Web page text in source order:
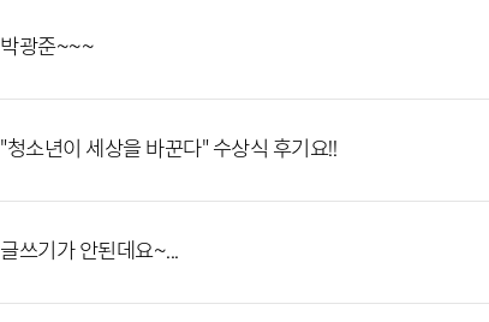
박광준~~~
"청소년이 세상을 바꾼다" 수상식 후기요!!
글쓰기가 안된데요~...